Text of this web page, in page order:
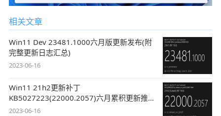
相关文章
Win11 Dev 23481.1000六月版更新发布(附
完整更新日志汇总)
2023-06-16
Win11 21h2更新补丁
KB5027223(22000.2057)六月累积更新推
送(附
2023-06-16